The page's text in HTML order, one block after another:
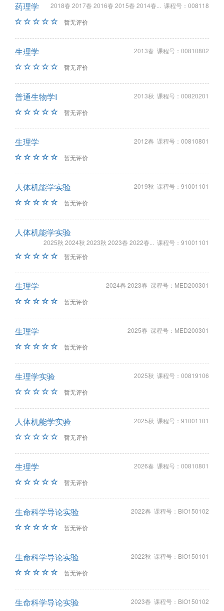
药理学
2018春 2017春 2016春 2015春 2014春... 课程号：008118
暂无评价
生理学
2013春 课程号：00810802
暂无评价
普通生物学I
2013秋 课程号：00820201
暂无评价
生理学
2012春 课程号：00810801
暂无评价
人体机能学实验
2019秋 课程号：91001101
暂无评价
人体机能学实验
2025秋 2024秋 2023秋 2023春 2022春... 课程号：91001101
暂无评价
生理学
2024春 2023春 课程号：MED200301
暂无评价
生理学
2025春 课程号：MED200301
暂无评价
生理学实验
2025秋 课程号：00819106
暂无评价
人体机能学实验
2025秋 课程号：91001101
暂无评价
生理学
2026春 课程号：00810801
暂无评价
生命科学导论实验
2022春 课程号：BIO150102
暂无评价
生命科学导论实验
2022秋 课程号：BIO150101
暂无评价
生命科学导论实验
2023春 课程号：BIO150102